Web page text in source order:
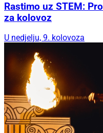
Rastimo uz STEM:
za kolovoz
U nedjelju, 9. kolovoza